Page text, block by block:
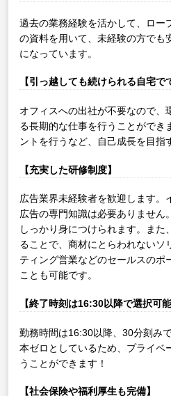
過去の業務経験を活かして、ロー
の資料を用いて、未経験の方でも
になっています。
【引っ越しても続けられる自宅で
オフィスへの出社が不要なので、
る長期的な仕事を行うことができ
ントを行うなど、自己成長を目指
【充実した研修制度】
広告業界未経験者を歓迎します。
広告の専門知識は必要ありません
しっかり身につけられます。また
ることで、商材にとらわれないソ
ティング営業などのセールスのポ
ことも可能です。
【終了時刻は16:30以降で選択可能
勤務時間は16:30以降、30分刻み
本ゼロとしているため、プライベ
うことができます！
【社会保険や福利厚生も完備】